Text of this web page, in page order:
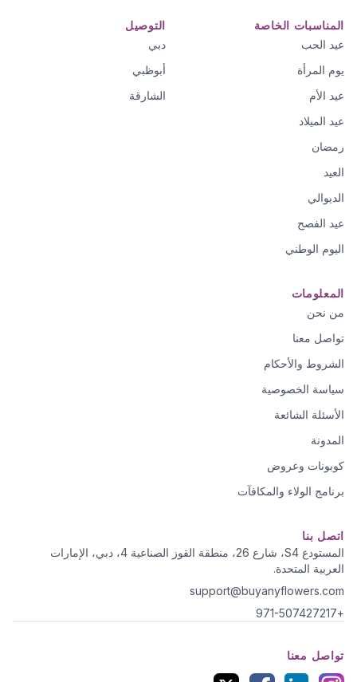
المناسبات الخاصة
عيد الحب
يوم المرأة
عيد الأم
عيد الميلاد
رمضان
العيد
الديوالي
عيد الفصح
اليوم الوطني
التوصيل
دبي
أبوظبي
الشارقة
المعلومات
من نحن
تواصل معنا
الشروط والأحكام
سياسة الخصوصية
الأسئلة الشائعة
المدونة
كوبونات وعروض
برنامج الولاء والمكافآت
اتصل بنا
المستودع S4، شارع 26، منطقة القوز الصناعية 4، دبي، الإمارات
العربية المتحدة.
support@buyanyflowers.com
+971-507427217
تواصل معنا